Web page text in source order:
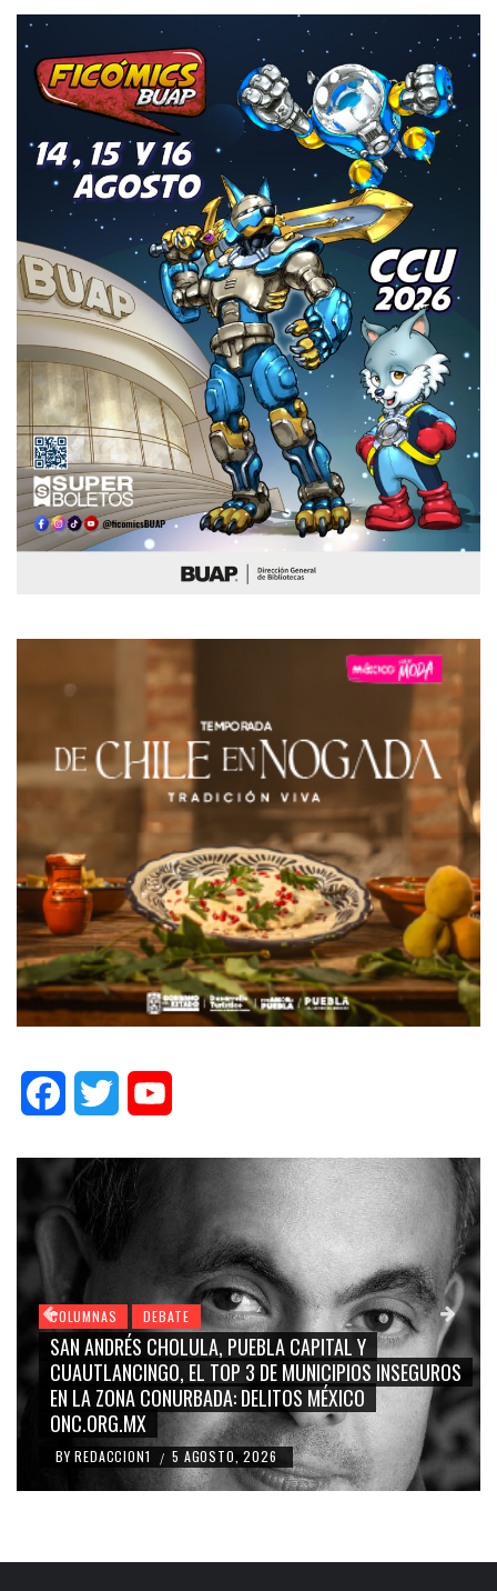
FacebookTwitter
COLUMNAS DEBATE
GRACE PALOMARES, NAY SALVATORI, SERGIO
CARMEN SALINAS “LA CORCHOLATA”,
BLANCO, SILVIA PINAL: LA TRIVIALIZACIÓN Y
RIDICULIZACIÓN DE LA REPRESENTACIÓN
BY REDACCION1 / 4 AGOSTO, 2026